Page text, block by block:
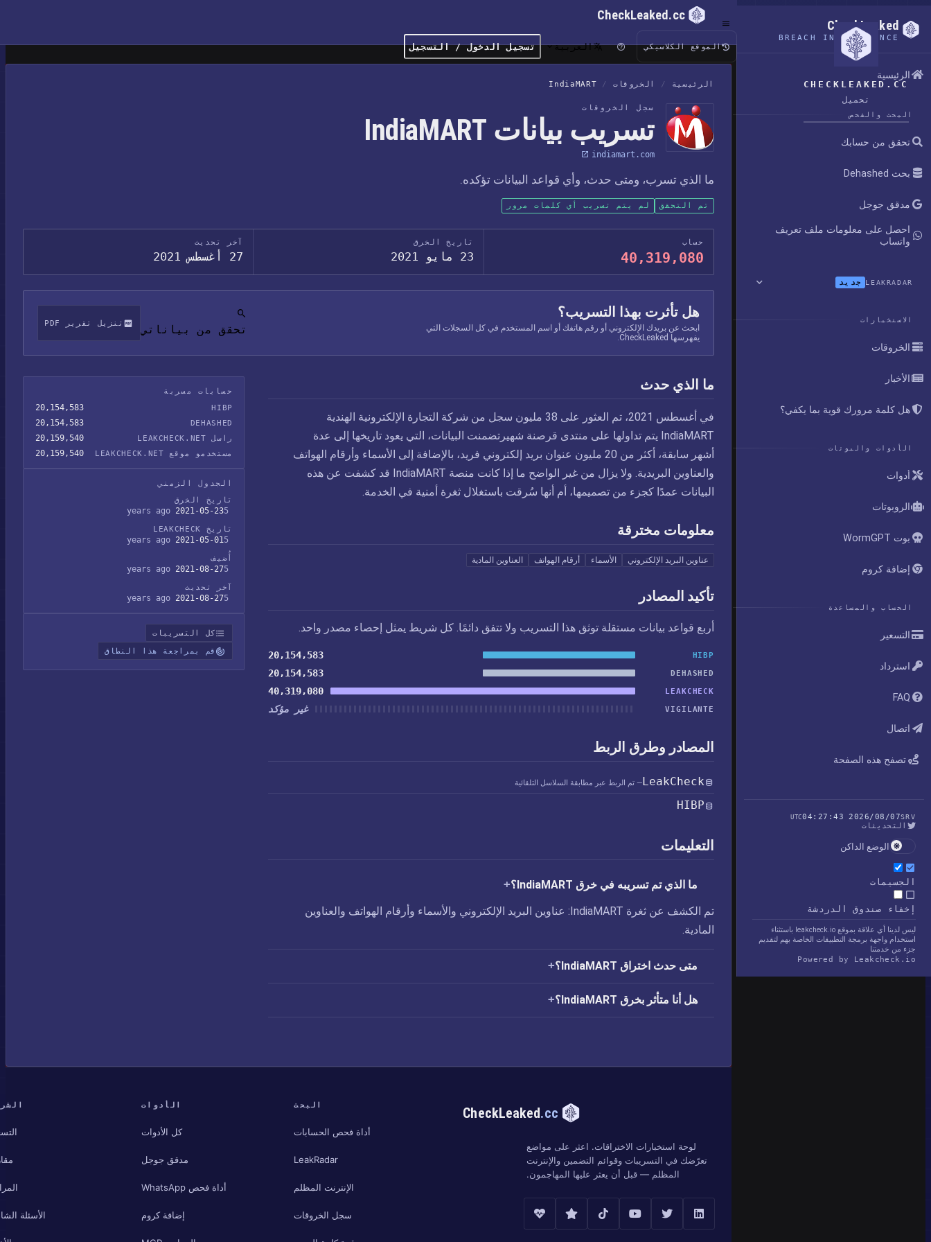
CHECKLEAKED.CC
تحميل
CheckLeaked
BREACH INTELLIGENCE
الرئيسية
البحث والفحص
تحقق من حسابك
بحث Dehashed
مدقق جوجل
احصل على معلومات ملف تعريف
واتساب
LEAKRADAR جديد
الاستخبارات
الخروقات
الأخبار
هل كلمة مرورك قوية بما يكفي؟
الأدوات والبوتات
أدوات
الروبوتات
بوت WormGPT
إضافة كروم
الحساب والمساعدة
التسعير
استرداد
FAQ
اتصال
تصفح هذه الصفحة
SRV
2026/08/07 04:27:43
UTC
التحديثات
الوضع الداكن
الجسيمات
إخفاء صندوق الدردشة
ليس لدينا أي علاقة بموقع leakcheck.io باستثناء
استخدام واجهة برمجة التطبيقات الخاصة بهم لتقديم
جزء من خدمتنا
Powered by Leakcheck.io
CheckLeaked.cc
الموقع الكلاسيكي العربية تسجيل الدخول / التسجيل
الرئيسية / الخروقات /
IndiaMART
سجل الخروقات
تسريب بيانات IndiaMART
indiamart.com
ما الذي تسرب، ومتى حدث، وأي قواعد البيانات تؤكده.
تم التحقق لم يتم تسريب أي كلمات مرور
حساب
40,319,080
تاريخ الخرق
23 مايو 2021
آخر تحديث
27 أغسطس 2021
هل تأثرت بهذا التسريب؟
ابحث عن بريدك الإلكتروني أو رقم هاتفك أو اسم المستخدم في كل السجلات التي
يفهرسها CheckLeaked.
تحقق من بياناتي تنزيل تقرير PDF
ما الذي حدث
في أغسطس 2021، تم العثور على 38 مليون سجل من شركة التجارة الإلكترونية الهندية
IndiaMART يتم تداولها على منتدى قرصنة شهيرتضمنت البيانات، التي يعود تاريخها إلى عدة
أشهر سابقة، أكثر من 20 مليون عنوان بريد إلكتروني فريد، بالإضافة إلى الأسماء وأرقام الهواتف
والعناوين البريدية. ولا يزال من غير الواضح ما إذا كانت منصة IndiaMART قد كشفت عن هذه
البيانات عمدًا كجزء من تصميمها، أم أنها سُرقت باستغلال ثغرة أمنية في الخدمة.
معلومات مخترقة
عناوين البريد الإلكتروني الأسماء أرقام الهواتف العناوين المادية
تأكيد المصادر
أربع قواعد بيانات مستقلة توثق هذا التسريب ولا تتفق دائمًا. كل شريط يمثل إحصاء مصدر واحد.
HIBP
20,154,583
DEHASHED
20,154,583
LEAKCHECK
40,319,080
VIGILANTE غير مؤكد
المصادر وطرق الربط
LeakCheck— تم الربط عبر مطابقة السلاسل التلقائية
HIBP
التعليمات
ما الذي تم تسريبه في خرق IndiaMART؟
تم الكشف عن ثغرة IndiaMART: عناوين البريد الإلكتروني والأسماء وأرقام الهواتف والعناوين
المادية.
متى حدث اختراق IndiaMART؟
هل أنا متأثر بخرق IndiaMART؟
حسابات مسربة
HIBP
20,154,583
DEHASHED
20,154,583
راسل LEAKCHECK.NET 20,159,540
مستخدمو موقع LEAKCHECK.NET 20,159,540
الجدول الزمني
تاريخ الخرق
2021-05-235 years ago
تاريخ LEAKCHECK
2021-05-015 years ago
أُضيف
2021-08-275 years ago
آخر تحديث
2021-08-275 years ago
كل التسريبات
قم بمراجعة هذا النطاق
CheckLeaked.cc
لوحة استخبارات الاختراقات. اعثر على مواضع
تعرّضك في التسريبات وقوائم التضمين والإنترنت
المظلم — قبل أن يعثر عليها المهاجمون.
البحث
أداة فحص الحسابات
LeakRadar
الإنترنت المظلم
سجل الخروقات
الأدوات
كل الأدوات
مدقق جوجل
أداة فحص WhatsApp
إضافة كروم الأسئلة